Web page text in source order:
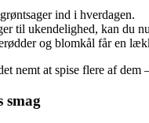
ind i hverdagen.
til ukendelighed, kan du
og blomkål får en
nemt at spise flere af dem
smag